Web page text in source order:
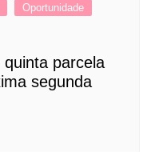
Oportunidade
parcela
segunda